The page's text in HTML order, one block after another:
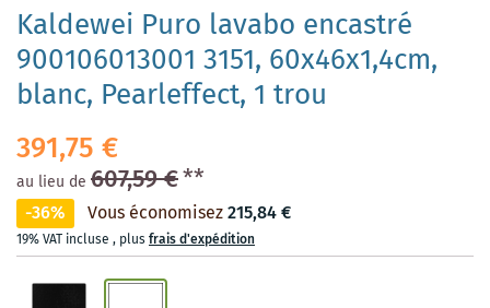
Kaldewei Puro lavabo encastré
900106013001 3151, 60x46x1,4cm,
blanc, Pearleffect, 1 trou
391,75 €
au lieu de 607,59 €**
-36% Vous économisez215,84 €
19% VAT incluse , plusfrais d'expédition